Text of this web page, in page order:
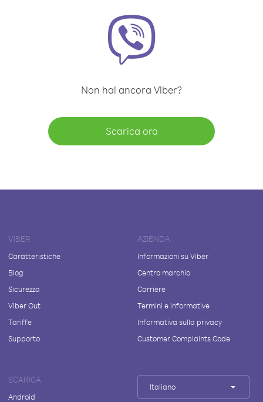
Non hai ancora Viber?
Scarica ora
VIBER
Caratteristiche
Blog
Sicurezza
Viber Out
Tariffe
Supporto
AZIENDA
Informazioni su Viber
Centro marchio
Carriere
Termini e informative
Informativa sulla privacy
Customer Complaints Code
SCARICA
Android
Italiano